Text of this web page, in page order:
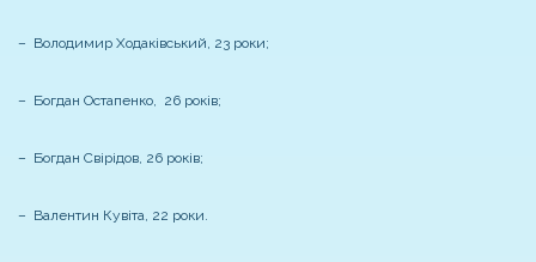
– Володимир Ходаківський, 23 роки;
– Богдан Остапенко, 26 років;
– Богдан Свірідов, 26 років;
– Валентин Кувіта, 22 роки.